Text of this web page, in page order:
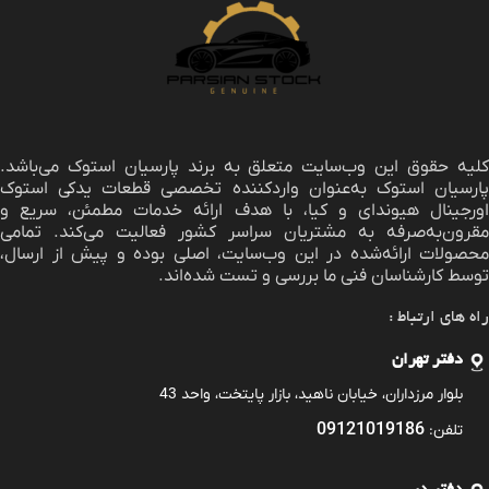
کلیه حقوق این وب‌سایت متعلق به برند پارسیان استوک می‌باشد.
پارسیان استوک به‌عنوان واردکننده تخصصی قطعات یدکی استوک
اورجینال هیوندای و کیا، با هدف ارائه خدمات مطمئن، سریع و
مقرون‌به‌صرفه به مشتریان سراسر کشور فعالیت می‌کند. تمامی
محصولات ارائه‌شده در این وب‌سایت، اصلی بوده و پیش از ارسال،
توسط کارشناسان فنی ما بررسی و تست شده‌اند.
راه های ارتباط :
دفتر تهران
بلوار مرزداران، خیابان ناهید، بازار پایتخت، واحد 43
تلفن: 09121019186